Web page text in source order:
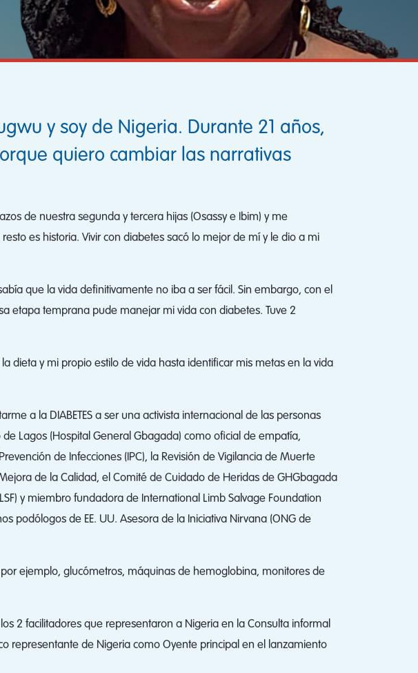
y soy de Nigeria. Durante 21 años,
quiero cambiar las narrativas
de nuestra segunda y tercera hijas (Osassy e Ibim) y me
es historia. Vivir con diabetes sacó lo mejor de mí y le dio a mi
que la vida definitivamente no iba a ser fácil. Sin embargo, con el
etapa temprana pude manejar mi vida con diabetes. Tuve 2
dieta y mi propio estilo de vida hasta identificar mis metas en la vida
a la DIABETES a ser una activista internacional de las personas
Lagos (Hospital General Gbagada) como oficial de empatía,
de Infecciones (IPC), la Revisión de Vigilancia de Muerte
de la Calidad, el Comité de Cuidado de Heridas de GHGbagada
y miembro fundadora de International Limb Salvage Foundation
podólogos de EE. UU. Asesora de la Iniciativa Nirvana (ONG de
ejemplo, glucómetros, máquinas de hemoglobina, monitores de
2 facilitadores que representaron a Nigeria en la Consulta informal
representante de Nigeria como Oyente principal en el lanzamiento